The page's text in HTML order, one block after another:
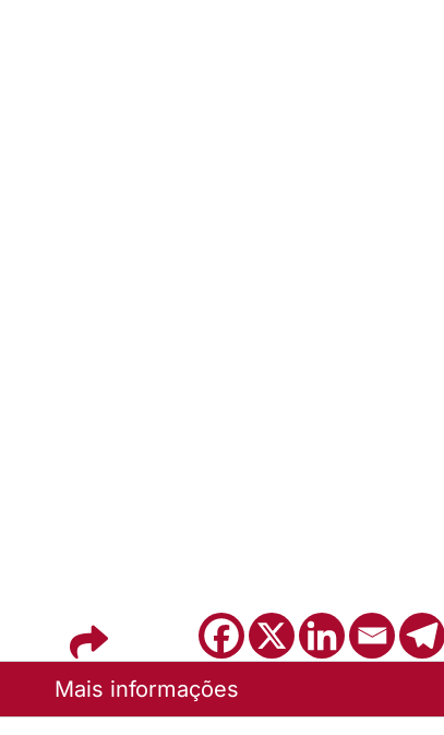
Mais informações